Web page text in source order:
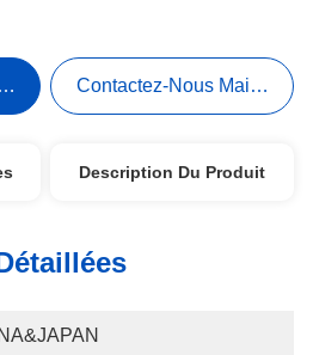
Contactez-Nous Maintenant
Description Du Produit